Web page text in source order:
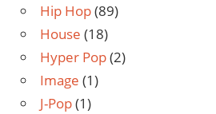
Hip Hop(89)
House (18)
Hyper Pop(2)
Image (1)
J-Pop(1)